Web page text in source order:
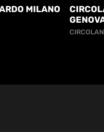
MILANO